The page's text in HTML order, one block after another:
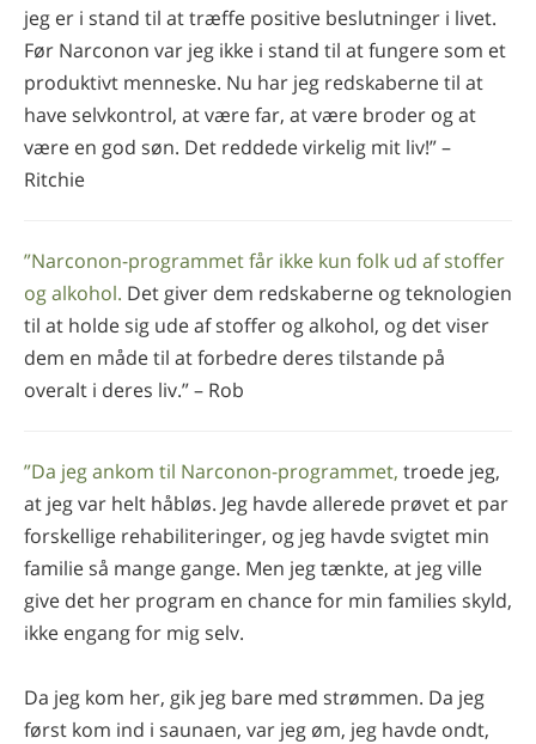
jeg er i stand til at træffe positive beslutninger i livet.
Før Narconon var jeg ikke i stand til at fungere som et
produktivt menneske. Nu har jeg redskaberne til at
have selvkontrol, at være far, at være broder og at
være en god søn. Det reddede virkelig mit liv!” –
Ritchie
”Narconon-programmet får ikke kun folk ud af stoffer
og alkohol. Det giver dem redskaberne og teknologien
til at holde sig ude af stoffer og alkohol, og det viser
dem en måde til at forbedre deres tilstande på
overalt i deres liv.” – Rob
”Da jeg ankom til Narconon-programmet, troede jeg,
at jeg var helt håbløs. Jeg havde allerede prøvet et par
forskellige rehabiliteringer, og jeg havde svigtet min
familie så mange gange. Men jeg tænkte, at jeg ville
give det her program en chance for min families skyld,
ikke engang for mig selv.
Da jeg kom her, gik jeg bare med strømmen. Da jeg
først kom ind i saunaen, var jeg øm, jeg havde ondt,